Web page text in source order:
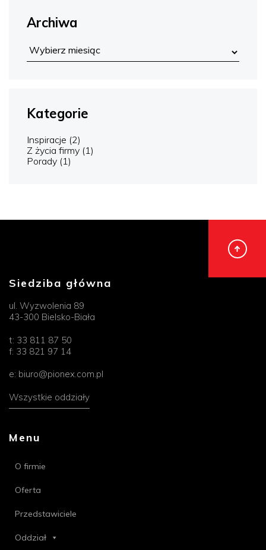
Archiwa
Kategorie
Inspiracje (2)
Z życia firmy (1)
Porady (1)
Siedziba główna
ul. Wyzwolenia 89
43-300 Bielsko-Biała
t: 33 811 87 50
f: 33 821 97 14
e: biuro@pionex.com.pl
Wszystkie oddziały
Menu
O firmie
Oferta
Przedstawiciele
Oddział